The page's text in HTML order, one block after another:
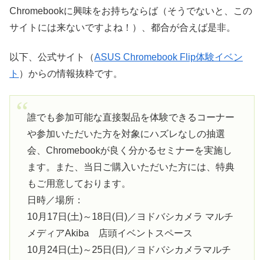
Chromebookに興味をお持ちならば（そうでないと、この
サイトには来ないですよね！）、都合が合えば是非。
以下、公式サイト（ASUS Chromebook Flip体験イベン
ト ）からの情報抜粋です。
誰でも参加可能な直接製品を体験できるコーナー
や参加いただいた方を対象にハズレなしの抽選
会、Chromebookが良く分かるセミナーを実施し
ます。また、当日ご購入いただいた方には、特典
もご用意しております。
日時／場所：
10月17日(土)～18日(日)／ヨドバシカメラ マルチ
メディアAkiba 店頭イベントスペース
10月24日(土)～25日(日)／ヨドバシカメラマルチ